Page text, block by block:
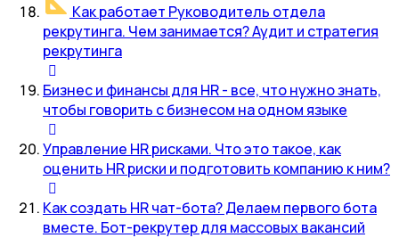
Как работает Руководитель отдела
рекрутинга. Чем занимается? Аудит и стратегия
рекрутинга
Бизнес и финансы для HR - все, что нужно знать,
чтобы говорить с бизнесом на одном языке
Управление HR рисками. Что это такое, как
оценить HR риски и подготовить компанию к ним?
Как создать HR чат-бота? Делаем первого бота
вместе. Бот-рекрутер для массовых вакансий